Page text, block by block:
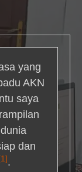
yang
AKN
saya
dan
[1] .